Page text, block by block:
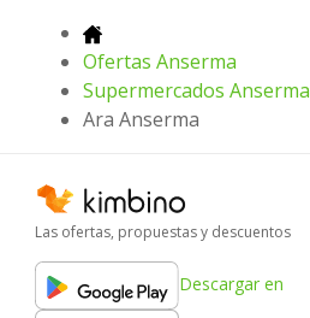
Ofertas Anserma
Supermercados Anserma
Ara Anserma
Las ofertas, propuestas y descuentos
Descargar en